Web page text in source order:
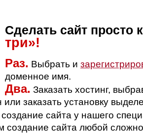
Сделать сайт просто
три»!
Раз. Выбрать и
доменное имя.
Два. Заказать хостинг,
заказать установку
создание сайта у нашего
создание сайта любой